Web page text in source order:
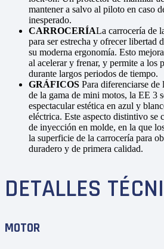
mantener a salvo al piloto en caso
inesperado.
CARROCERÍALa carrocería de
para ser estrecha y ofrecer libertad
su moderna ergonomía. Esto
al acelerar y frenar, y permite a los
durante largos periodos de tiempo.
GRÁFICOS Para diferenciarse
de la gama de mini motos, la EE 3
espectacular estética en azul y
eléctrica. Este aspecto distintivo se
de inyección en molde, en la que
la superficie de la carrocería para
duradero y de primera calidad.
DETALLES
MOTOR